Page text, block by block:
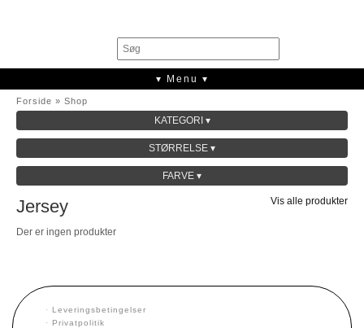
▾ Menu ▾
Forside » Shop
KATEGORI ▾
KOLLEKTION
STØRRELSE ▾
FARVE ▾
Vis alle produkter
Jersey
Der er ingen produkter
· Leveringsbetingelser
· Privatpolitik